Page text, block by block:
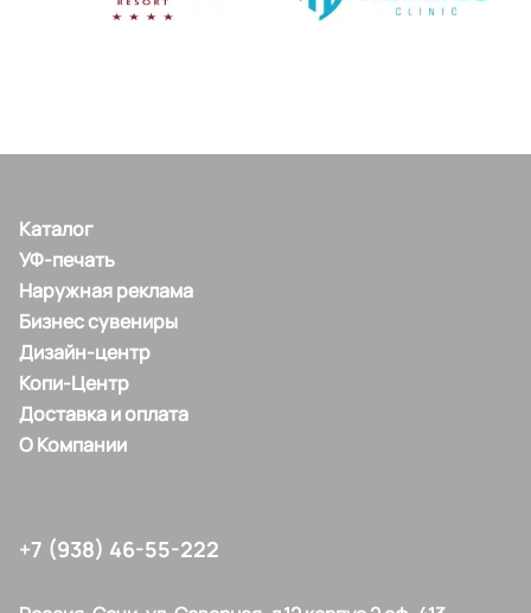
Каталог
УФ-печать
Наружная реклама
Бизнес сувениры
Дизайн-центр
Копи-Центр
Доставка и оплата
О Компании
+7 (938) 46-55-222